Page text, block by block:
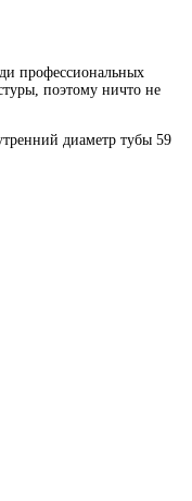
профессиональных
поэтому ничто не
диаметр тубы 59